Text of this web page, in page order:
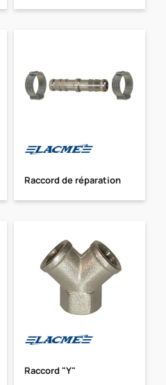
Raccord de réparation
Raccord "Y"